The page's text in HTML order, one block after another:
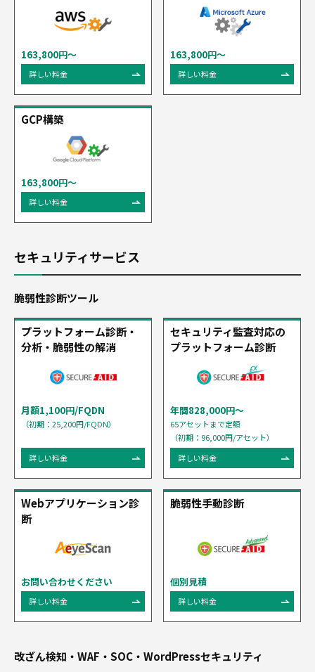
163,800円～
詳しい料金
163,800円～
詳しい料金
GCP構築
163,800円～
詳しい料金
セキュリティサービス
脆弱性診断ツール
プラットフォーム診断・
分析・脆弱性の解消
月額1,100円/FQDN
（初期：25,200円/FQDN）
詳しい料金
セキュリティ監査対応の
プラットフォーム診断
年間828,000円〜
65アセットまで定額
（初期：96,000円/アセット）
詳しい料金
Webアプリケーション診
断
お問い合わせください
詳しい料金
脆弱性手動診断
個別見積
詳しい料金
改ざん検知・WAF・SOC・WordPressセキュリティ